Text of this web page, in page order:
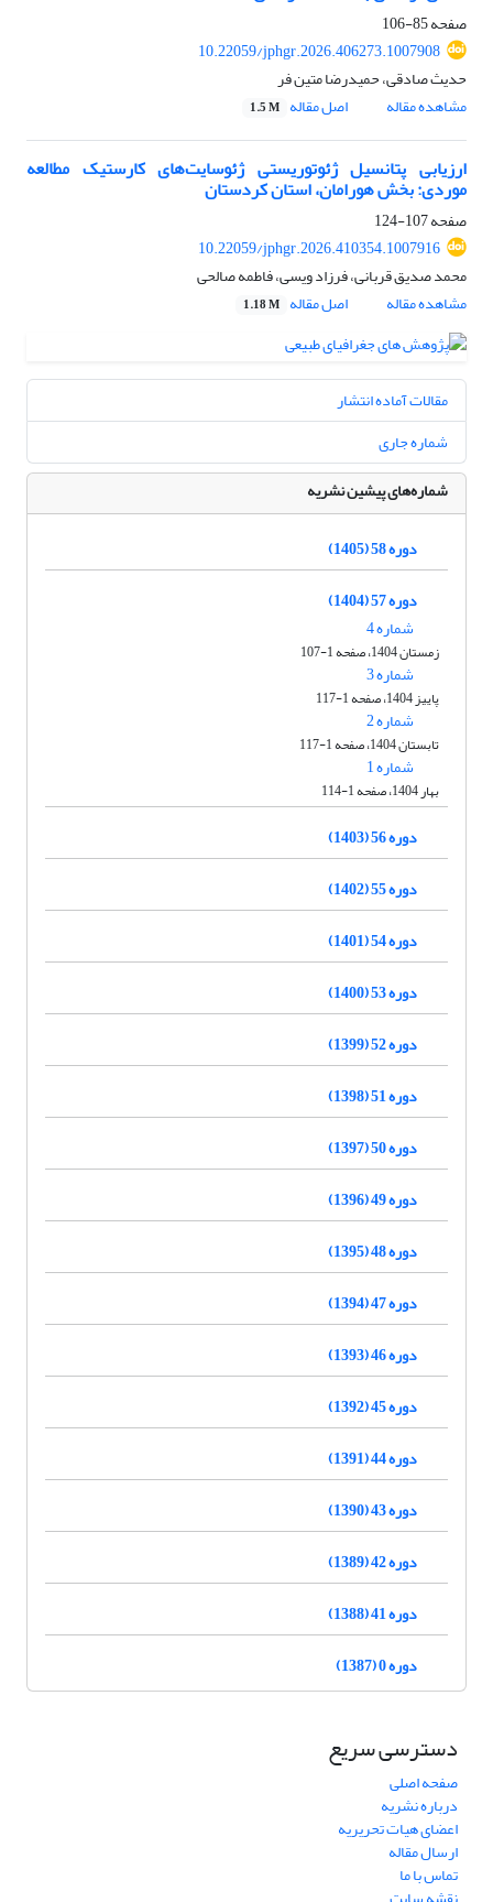
صفحه85-106
10.22059/jphgr.2026.406273.1007908
حدیث صادقی، حمیدرضا متین فر
مشاهده مقاله
اصل مقاله 1.5 M
ارزیابی پتانسیل ژئوتوریستی ژئوسایت‌های کارستیک مطالعه
موردی: بخش هورامان، استان کردستان
صفحه107-124
10.22059/jphgr.2026.410354.1007916
محمد صدیق قربانی، فرزاد ویسی، فاطمه صالحی
مشاهده مقاله
اصل مقاله 1.18 M
مقالات آماده انتشار
شماره جاری
شماره‌های پیشین نشریه
دوره 58 (1405)
دوره 57 (1404)
شماره 4
زمستان 1404، صفحه 1-107
شماره 3
پاییز 1404، صفحه 1-117
شماره 2
تابستان 1404، صفحه 1-117
شماره 1
بهار 1404، صفحه 1-114
دوره 56 (1403)
دوره 55 (1402)
دوره 54 (1401)
دوره 53 (1400)
دوره 52 (1399)
دوره 51 (1398)
دوره 50 (1397)
دوره 49 (1396)
دوره 48 (1395)
دوره 47 (1394)
دوره 46 (1393)
دوره 45 (1392)
دوره 44 (1391)
دوره 43 (1390)
دوره 42 (1389)
دوره 41 (1388)
دوره 0 (1387)
دسترسی سریع
صفحه اصلی
درباره نشریه
اعضای هیات تحریریه
ارسال مقاله
تماس با ما